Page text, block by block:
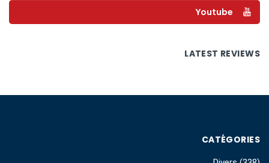
Youtube
LATEST REVIEWS
CATÉGORIES